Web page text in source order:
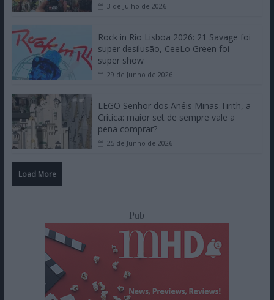
3 de Julho de 2026
Rock in Rio Lisboa 2026: 21 Savage foi
super desilusão, CeeLo Green foi
super show
29 de Junho de 2026
LEGO Senhor dos Anéis Minas Tirith, a
Crítica: maior set de sempre vale a
pena comprar?
25 de Junho de 2026
Load More
Pub